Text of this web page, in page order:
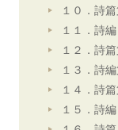
１０．詩
１１．詩
１２．詩
１３．詩
１４．詩
１５．詩